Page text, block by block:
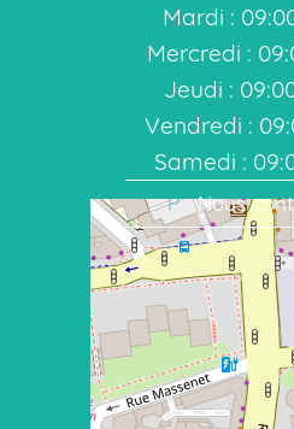
Mardi :
Mercredi :
Jeudi :
Vendredi :
Samedi :
Nous